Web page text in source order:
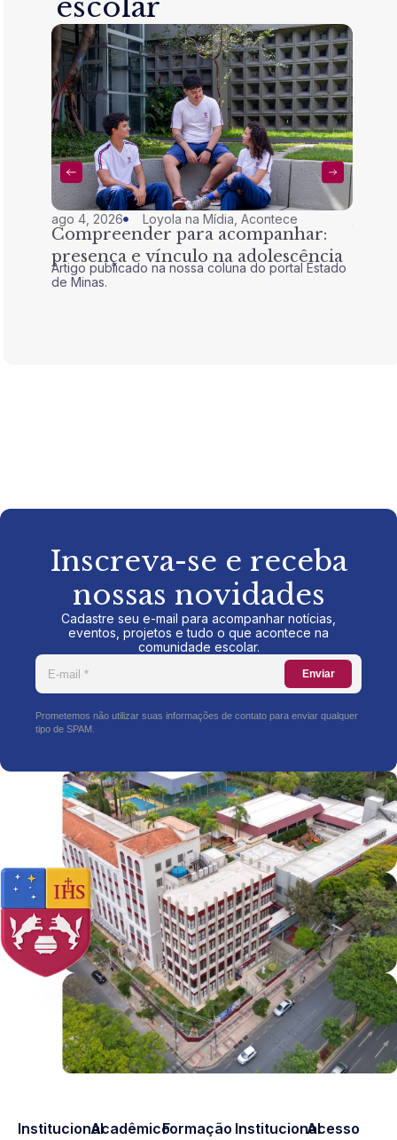
escolar
ago 4, 2026 Loyola na Mídia ,Acontece
Compreender para acompanhar:
presença e vínculo na adolescência
Artigo publicado na nossa coluna do portal Estado
de Minas.
Inscreva-se e receba
nossas novidades
Cadastre seu e-mail para acompanhar notícias,
eventos, projetos e tudo o que acontece na
comunidade escolar.
Enviar
Prometemos não utilizar suas informações de contato para enviar qualquer
tipo de SPAM.
InstitucionalAcadêmicoFormação InstitucionalAcesso